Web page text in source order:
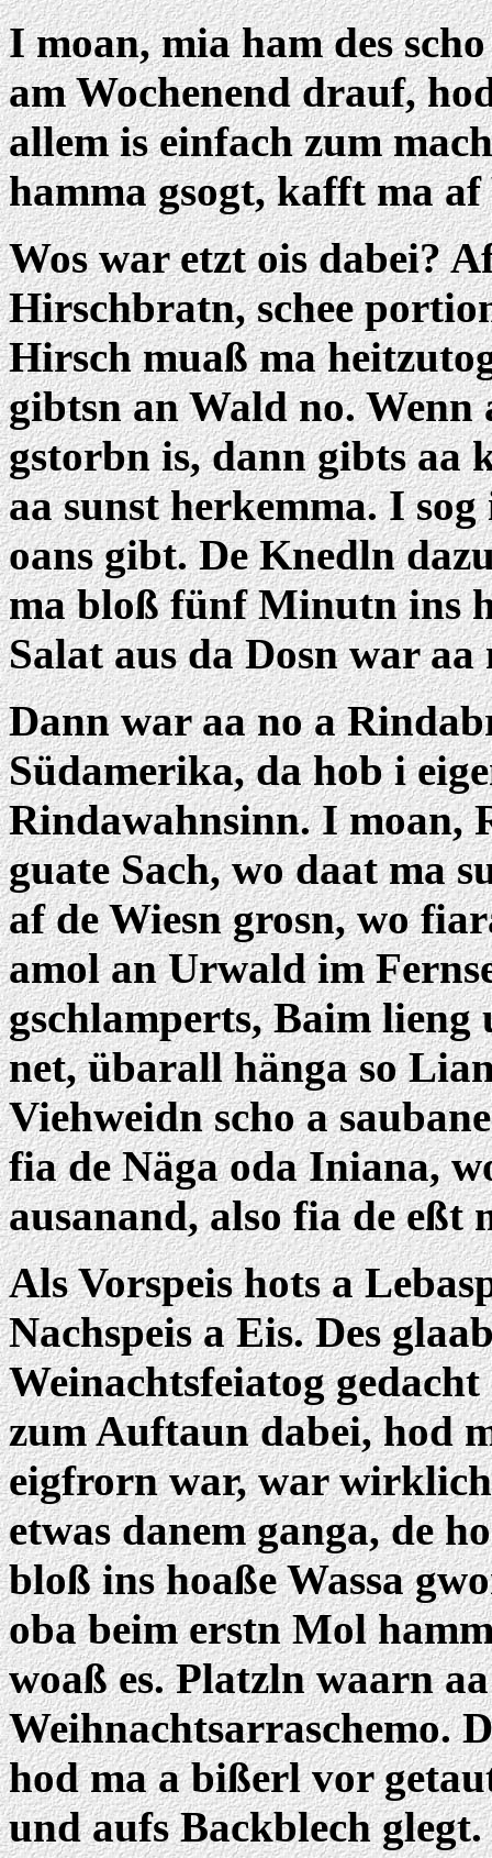
I moan, mia ham des
am Wochenend drauf,
allem is einfach zum
hamma gsogt, kafft ma
Wos war etzt ois dabei?
Hirschbratn, schee
Hirsch muaß ma
gibtsn an Wald no.
gstorbn is, dann gibts aa
aa sunst herkemma. I
oans gibt. De Knedln
ma bloß fünf Minutn ins
Salat aus da Dosn war aa
Dann war aa no a
Südamerika, da hob i
Rindawahnsinn. I moan,
guate Sach, wo daat ma
af de Wiesn grosn, wo
amol an Urwald im
gschlamperts, Baim lieng
net, übarall hänga so
Viehweidn scho a
fia de Näga oda Iniana,
ausanand, also fia de eßt
Als Vorspeis hots a
Nachspeis a Eis. Des
Weinachtsfeiatog
zum Auftaun dabei, hod
eigfrorn war, war wirklich
etwas danem ganga, de
bloß ins hoaße Wassa
oba beim erstn Mol
woaß es. Platzln waarn
Weihnachtsarraschemo.
hod ma a bißerl vor
und aufs Backblech